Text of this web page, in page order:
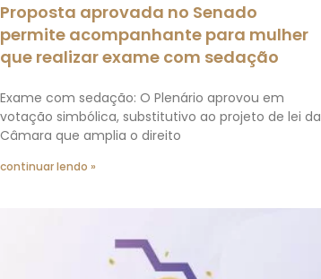
Proposta aprovada no Senado
permite acompanhante para mulher
que realizar exame com sedação
Exame com sedação: O Plenário aprovou em
votação simbólica, substitutivo ao projeto de lei da
Câmara que amplia o direito
continuar lendo »